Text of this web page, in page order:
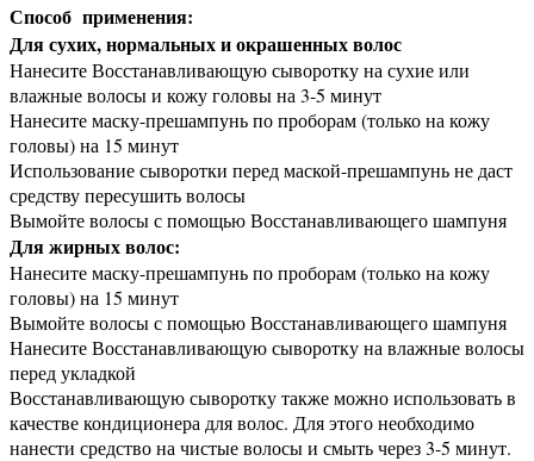
Способ применения:
Для сухих, нормальных и окрашенных волос
Нанесите Восстанавливающую сыворотку на сухие или
влажные волосы и кожу головы на 3-5 минут
Нанесите маску-прешампунь по проборам (только на кожу
головы) на 15 минут
Использование сыворотки перед маской-прешампунь не даст
средству пересушить волосы
Вымойте волосы с помощью Восстанавливающего шампуня
Для жирных волос:
Нанесите маску-прешампунь по проборам (только на кожу
головы) на 15 минут
Вымойте волосы с помощью Восстанавливающего шампуня
Нанесите Восстанавливающую сыворотку на влажные волосы
перед укладкой
Восстанавливающую сыворотку также можно использовать в
качестве кондиционера для волос. Для этого необходимо
нанести средство на чистые волосы и смыть через 3-5 минут.